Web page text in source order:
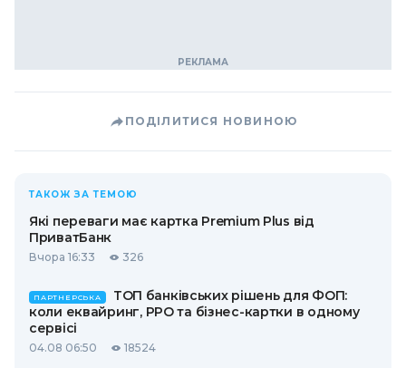
ПОДІЛИТИСЯ НОВИНОЮ
ТАКОЖ ЗА ТЕМОЮ
Які переваги має картка Premium Plus від
ПриватБанк
Вчора 16:33 326
ПАРТНЕРСЬКА
ТОП банківських рішень для ФОП:
коли еквайринг, РРО та бізнес-картки в одному
сервісі
04.08 06:50 18524